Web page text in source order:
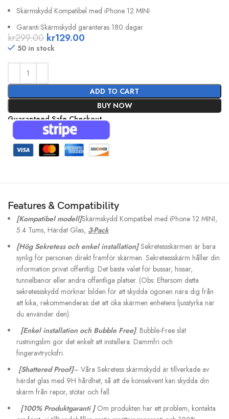
Skärmskydd Kompatibel med iPhone 12 MINI
Garanti:Skärmskydd garanteras 180 dagar
kr299.00 kr129.00
50 in stock
ADD TO CART
BUY NOW
Guaranteed Safe Checkout
Features & Compatibility
[Kompatibel modell]Skärmskydd Kompatibel med iPhone 12 MINI,
5.4 Tums, Härdat Glas, 3-Pack
[Hög Sekretess och enkel installation]Sekretessskärmen är bara
synlig för personen direkt framför skärmen. Sekretessskärm håller din
information privat offentlig. Det bästa valet för bussar, hissar,
tunnelbanor eller andra offentliga platser. (Obs: Eftersom detta
sekretessskydd mörknar bilden för att skydda ögonen nära dig från
att kika, rekommenderas det att öka skärmen enhetens ljusstyrka när
du använder den).
[Enkel installation och Bubble Free]: Bubble-Free slät
rustningslim gör det enkelt att installera. Dammfri och
fingeravtrycksfri.
[Shattered Proof]– Våra Sekretess skärmskydd är tillverkade av
härdat glas med 9H hårdhet, så att de konsekvent kan skydda din
skärm från repor, stötar och fall.
[100% Produktgaranti ] Om produkten har ett problem, kontakta